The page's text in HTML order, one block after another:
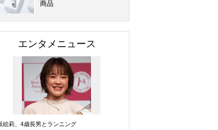
商品
エンタメニュース
絵莉、4歳長男とランニング